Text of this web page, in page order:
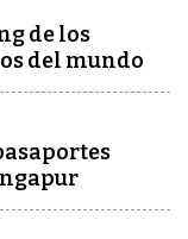
de los
del mundo